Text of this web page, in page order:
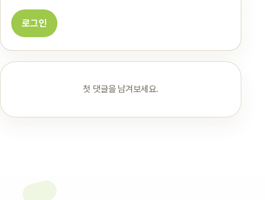
로그인
첫 댓글을 남겨보세요.